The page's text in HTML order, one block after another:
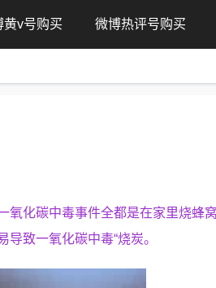
黄v号购买 微博热评号购买
氧化碳中毒事件全都是在家里烧蜂
致一氧化碳中毒“烧炭。